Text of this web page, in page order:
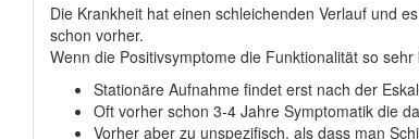
Die Krankheit hat einen schleichenden Verlauf und
schon vorher.
Wenn die Positivsymptome die Funktionalität so
Stationäre Aufnahme findet erst nach der
Oft vorher schon 3-4 Jahre Symptomatik die
Vorher aber zu unspezifisch, als dass man